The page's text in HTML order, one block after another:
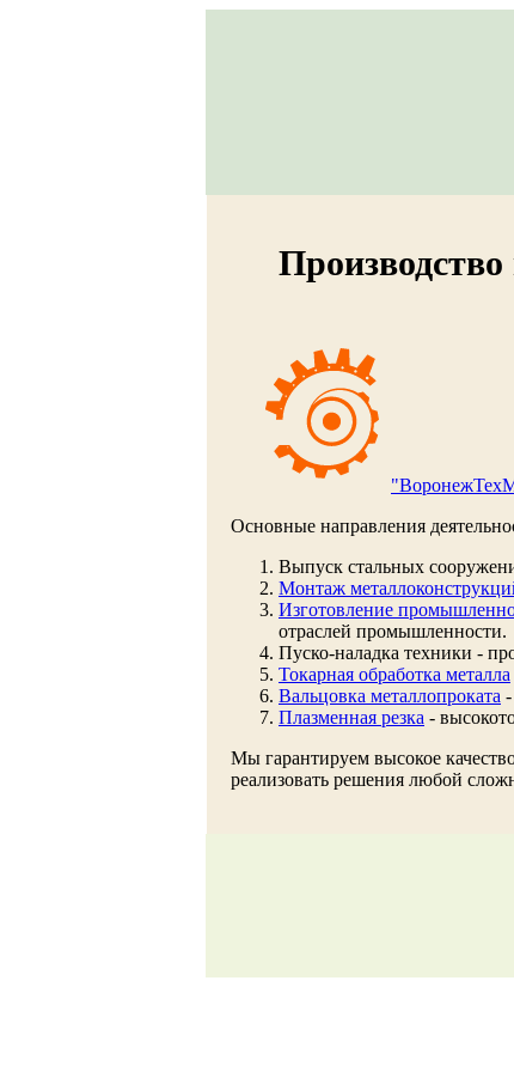
Основные направления
Выпуск стальных
Монтаж
Изготовление
отраслей промышленности.
Пуско-наладка техники -
Токарная обработка металла
Вальцовка металлопроката
Плазменная резка -
Мы гарантируем высокое
реализовать решения любой